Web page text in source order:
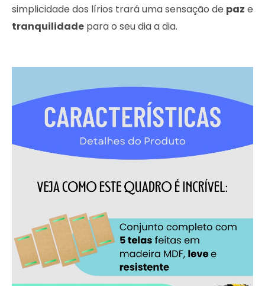
simplicidade dos lírios trará uma sensação de paz e
tranquilidade para o seu dia a dia.